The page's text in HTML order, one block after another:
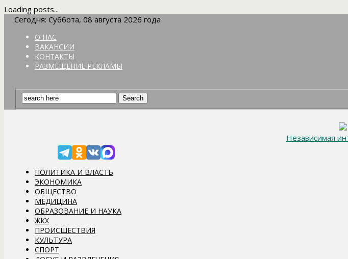
Loading posts...
Сегодня: Суббота, 08 августа 2026 года
О НАС
ВАКАНСИИ
КОНТАКТЫ
РАЗМЕЩЕНИЕ РЕКЛАМЫ
Независимая
ПОЛИТИКА И ВЛАСТЬ
ЭКОНОМИКА
ОБЩЕСТВО
МЕДИЦИНА
ОБРАЗОВАНИЕ И НАУКА
ЖКХ
ПРОИСШЕСТВИЯ
КУЛЬТУРА
СПОРТ